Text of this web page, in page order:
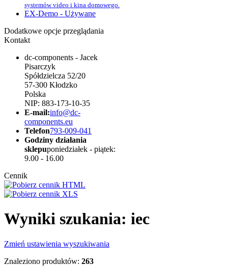
systemów video i kina domowego.
EX-Demo - Używane
Dodatkowe opcje przeglądania
Kontakt
dc-components - Jacek
Pisarczyk
Spółdzielcza 52/20
57-300 Kłodzko
Polska
NIP: 883-173-10-35
E-mail:info@dc-
components.eu
Telefon793-009-041
Godziny działania
sklepuponiedziałek - piątek:
9.00 - 16.00
Cennik
Wyniki szukania: iec
Zmień ustawienia wyszukiwania
Znaleziono produktów: 263